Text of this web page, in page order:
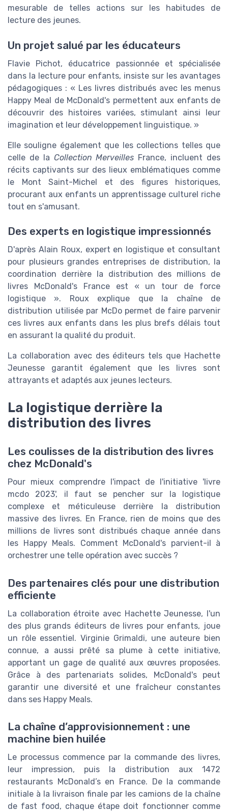
mesurable de telles actions sur les habitudes de
lecture des jeunes.
Un projet salué par les éducateurs
Flavie Pichot, éducatrice passionnée et spécialisée
dans la lecture pour enfants, insiste sur les avantages
pédagogiques : « Les livres distribués avec les menus
Happy Meal de McDonald's permettent aux enfants de
découvrir des histoires variées, stimulant ainsi leur
imagination et leur développement linguistique. »
Elle souligne également que les collections telles que
celle de la Collection Merveilles France, incluent des
récits captivants sur des lieux emblématiques comme
le Mont Saint-Michel et des figures historiques,
procurant aux enfants un apprentissage culturel riche
tout en s'amusant.
Des experts en logistique impressionnés
D'après Alain Roux, expert en logistique et consultant
pour plusieurs grandes entreprises de distribution, la
coordination derrière la distribution des millions de
livres McDonald's France est « un tour de force
logistique ». Roux explique que la chaîne de
distribution utilisée par McDo permet de faire parvenir
ces livres aux enfants dans les plus brefs délais tout
en assurant la qualité du produit.
La collaboration avec des éditeurs tels que Hachette
Jeunesse garantit également que les livres sont
attrayants et adaptés aux jeunes lecteurs.
La logistique derrière la
distribution des livres
Les coulisses de la distribution des livres
chez McDonald's
Pour mieux comprendre l'impact de l'initiative 'livre
mcdo 2023', il faut se pencher sur la logistique
complexe et méticuleuse derrière la distribution
massive des livres. En France, rien de moins que des
millions de livres sont distribués chaque année dans
les Happy Meals. Comment McDonald's parvient-il à
orchestrer une telle opération avec succès ?
Des partenaires clés pour une distribution
efficiente
La collaboration étroite avec Hachette Jeunesse, l'un
des plus grands éditeurs de livres pour enfants, joue
un rôle essentiel. Virginie Grimaldi, une auteure bien
connue, a aussi prêté sa plume à cette initiative,
apportant un gage de qualité aux œuvres proposées.
Grâce à des partenariats solides, McDonald's peut
garantir une diversité et une fraîcheur constantes
dans ses Happy Meals.
La chaîne d’approvisionnement : une
machine bien huilée
Le processus commence par la commande des livres,
leur impression, puis la distribution aux 1472
restaurants McDonald’s en France. De la commande
initiale à la livraison finale par les camions de la chaîne
de fast food, chaque étape doit fonctionner comme